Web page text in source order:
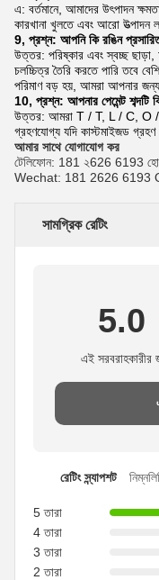
এ: বর্তমানে, আমাদের উৎপাদন
কারখানা খুলতে এবং আরো উত্পাদন
9, প্রশ্ন: আপনি কি রঙিন প্রসারিত
উত্তর: পরিষ্কার এবং স্বচ্ছ ছাড়া,
চলচ্চিত্র তৈরি করতে পারি তবে
পরিমাণ বড় হয়, আমরা আপনার জন্য
10, প্রশ্ন: আপনার পেমেন্ট শব্দটি
উত্তর: আমরা T / T, L / C, O /
গ্রহণযোগ্য যদি কাস্টমাইজড গ্রহণ
আমার সাথে যোগাযোগ কর
টেলিফোন: 181 ২626 6193
Wechat: 181 2626 6193
সামগ্রিক রেটিং
5.0
এই সরবরাহকারীর
রেটিং স্ন্যাপশট
5 তারা
4 তারা
3 তারা
2 তারা